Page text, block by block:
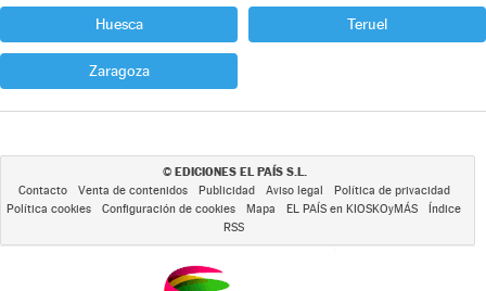
Huesca Teruel
Zaragoza
© EDICIONES EL PAÍS S.L.
Contacto Venta de contenidos Publicidad Aviso legal
Política de privacidad
Política cookies
Configuración de cookies Mapa EL PAÍS en KIOSKOyMÁS
Índice
RSS